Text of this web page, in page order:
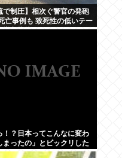
で制圧】相次ぐ警官の発砲
亡事例も 致死性の低いテー
導入指摘
！？日本ってこんなに変わ
まったの」とビックリした